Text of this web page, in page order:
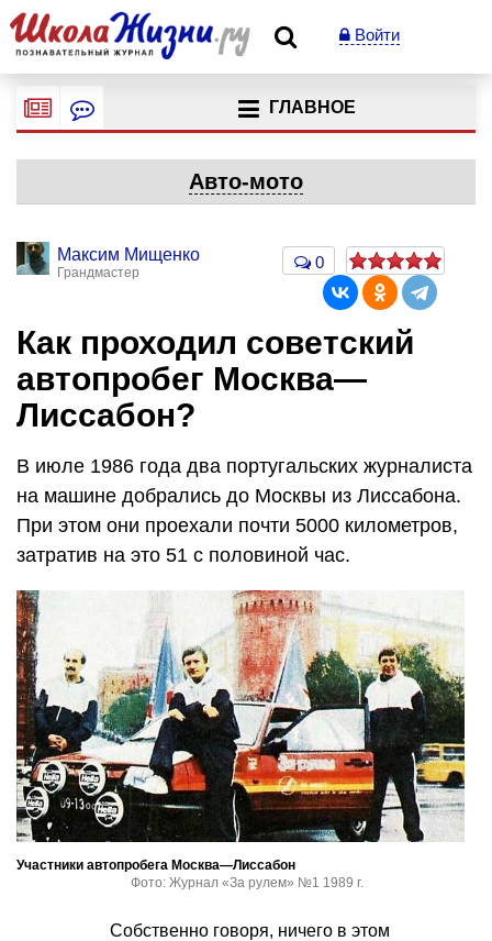
Войти
ГЛАВНОЕ
Авто-мото
Максим Мищенко
Грандмастер
0
Как проходил советский
автопробег Москва—
Лиссабон?
В июле 1986 года два португальских журналиста
на машине добрались до Москвы из Лиссабона.
При этом они проехали почти 5000 километров,
затратив на это 51 с половиной час.
Участники автопробега Москва—Лиссабон
Фото: Журнал «За рулем» №1 1989 г.
Собственно говоря, ничего в этом